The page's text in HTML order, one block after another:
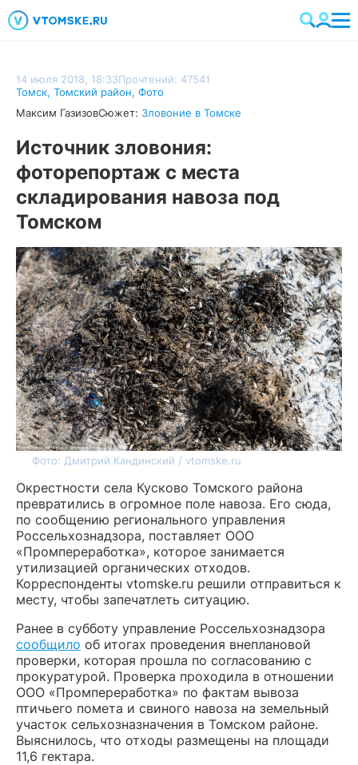
14 июля 2018, 18:33Прочтений: 47541
Томск, Томский район, Фото
Максим ГазизовСюжет: Зловоние в Томске
Источник зловония:
фоторепортаж с места
складирования навоза под
Томском
Фото: Дмитрий Кандинский / vtomske.ru
Окрестности села Кусково Томского района
превратились в огромное поле навоза. Его сюда,
по сообщению регионального управления
Россельхознадзора, поставляет ООО
«Промпереработка», которое занимается
утилизацией органических отходов.
Корреспонденты vtomske.ru решили отправиться к
месту, чтобы запечатлеть ситуацию.
Ранее в субботу управление Россельхознадзора
сообщило об итогах проведения внеплановой
проверки, которая прошла по согласованию с
прокуратурой. Проверка проходила в отношении
ООО «Промпереработка» по фактам вывоза
птичьего помета и свиного навоза на земельный
участок сельхозназначения в Томском районе.
Выяснилось, что отходы размещены на площади
11,6 гектара.